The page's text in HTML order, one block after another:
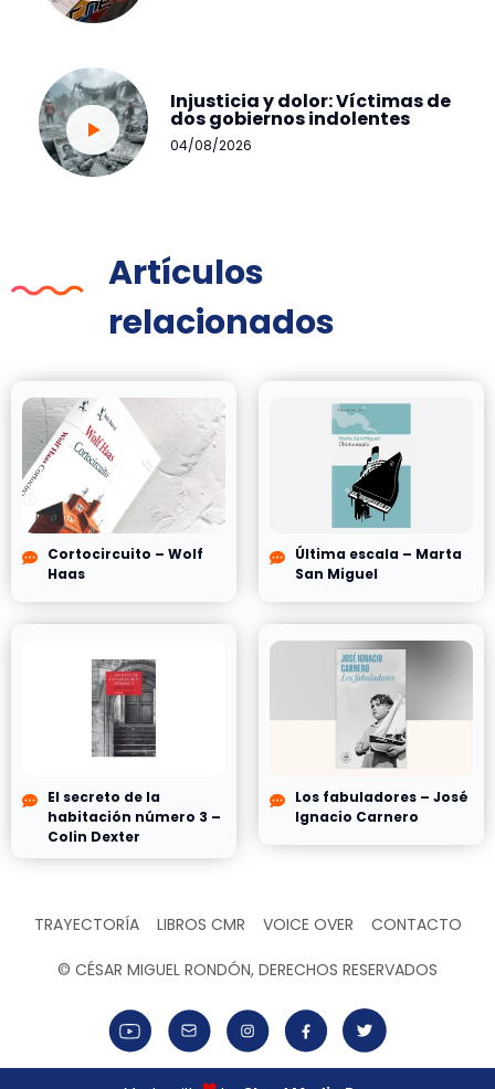
Injusticia y dolor: Víctimas de
dos gobiernos indolentes
04/08/2026
Artículos
relacionados
Cortocircuito – Wolf
Haas
Última escala – Marta
San Miguel
El secreto de la
habitación número 3 –
Colin Dexter
Los fabuladores – José
Ignacio Carnero
TRAYECTORÍA LIBROS CMR VOICE OVER CONTACTO
© CÉSAR MIGUEL RONDÓN, DERECHOS RESERVADOS